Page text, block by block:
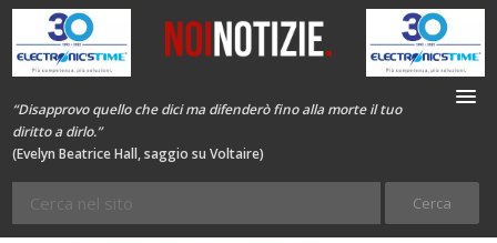
“Disapprovo quello che dici ma difenderò fino alla morte il tuo
diritto a dirlo.”
(Evelyn Beatrice Hall, saggio su Voltaire)